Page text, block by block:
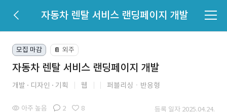
자동차 렌탈 서비스 랜딩페이지 개발
모집 마감 📔 외주
자동차 렌탈 서비스 랜딩페이지 개발
개발 디자인 기획 웹 퍼블리싱ㆍ반응형
아주 높음 2 8 등록 일자 2025.04.24.